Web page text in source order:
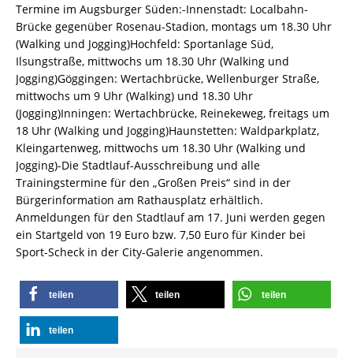
Termine im Augsburger Süden:-Innenstadt: Localbahn-
Brücke gegenüber Rosenau-Stadion, montags um 18.30 Uhr
(Walking und Jogging)Hochfeld: Sportanlage Süd,
Ilsungstraße, mittwochs um 18.30 Uhr (Walking und
Jogging)Göggingen: Wertachbrücke, Wellenburger Straße,
mittwochs um 9 Uhr (Walking) und 18.30 Uhr
(Jogging)Inningen: Wertachbrücke, Reinekeweg, freitags um
18 Uhr (Walking und Jogging)Haunstetten: Waldparkplatz,
Kleingartenweg, mittwochs um 18.30 Uhr (Walking und
Jogging)-Die Stadtlauf-Ausschreibung und alle
Trainingstermine für den „Großen Preis“ sind in der
Bürgerinformation am Rathausplatz erhältlich.
Anmeldungen für den Stadtlauf am 17. Juni werden gegen
ein Startgeld von 19 Euro bzw. 7,50 Euro für Kinder bei
Sport-Scheck in der City-Galerie angenommen.
teilen teilen teilen
teilen